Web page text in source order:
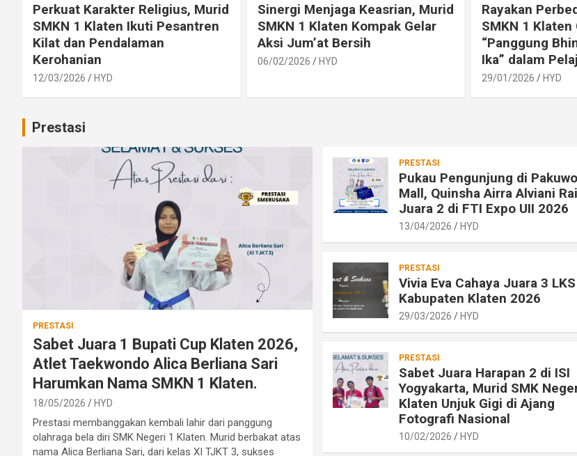
Perkuat Karakter Religius, Murid
SMKN 1 Klaten Ikuti Pesantren
Kilat dan Pendalaman
Kerohanian
12/03/2026 HYD
Sinergi Menjaga Keasrian, Murid
SMKN 1 Klaten Kompak Gelar
Aksi Jum’at Bersih
06/02/2026 HYD
Rayakan
SMKN 1
“Panggung
Ika” dalam
29/01/2026 HYD
Prestasi
PRESTASI
Sabet Juara 1 Bupati Cup Klaten 2026,
Atlet Taekwondo Alica Berliana Sari
Harumkan Nama SMKN 1 Klaten.
18/05/2026 HYD
Prestasi membanggakan kembali lahir dari panggung
olahraga bela diri SMK Negeri 1 Klaten. Murid berbakat atas
nama Alica Berliana Sari, dari kelas XI TJKT 3, sukses
PRESTASI
Pukau Pengunjung di
Mall, Quinsha Airra Alviani
Juara 2 di FTI Expo UII 2026
13/04/2026 HYD
PRESTASI
Vivia Eva Cahaya Juara 3 LKS
Kabupaten Klaten 2026
29/03/2026 HYD
PRESTASI
Sabet Juara Harapan 2 di ISI
Yogyakarta, Murid SMK
Klaten Unjuk Gigi di Ajang
Fotografi Nasional
10/02/2026 HYD